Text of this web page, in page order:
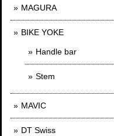
MAGURA
BIKE YOKE
Handle bar
Stem
MAVIC
DT Swiss